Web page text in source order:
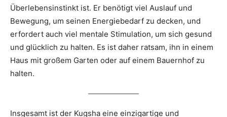
Überlebensinstinkt ist. Er benötigt viel Auslauf und
Bewegung, um seinen Energiebedarf zu decken, und
erfordert auch viel mentale Stimulation, um sich gesund
und glücklich zu halten. Es ist daher ratsam, ihn in einem
Haus mit großem Garten oder auf einem Bauernhof zu
halten.
Insgesamt ist der Kugsha eine einzigartige und